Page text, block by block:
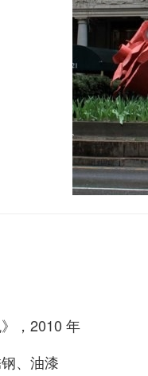
，2010 年
、油漆